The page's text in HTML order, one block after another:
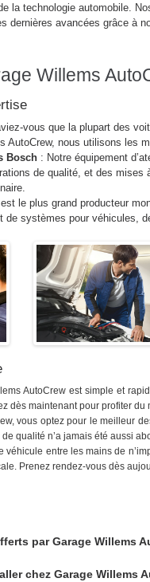
la technologie automobile.
dernières avancées grâce à
Willems
vous que la plupart des
AutoCrew, nous utilisons les
Bosch : Notre équipement
de qualité, et des
le plus grand producteur
de systèmes pour véhicules,
AutoCrew est simple et
dès maintenant pour profiter
vous optez pour le meilleur
qualité n’a jamais été aussi
entre les mains de
Prenez rendez-vous dès
par Garage Willems
chez Garage Willems